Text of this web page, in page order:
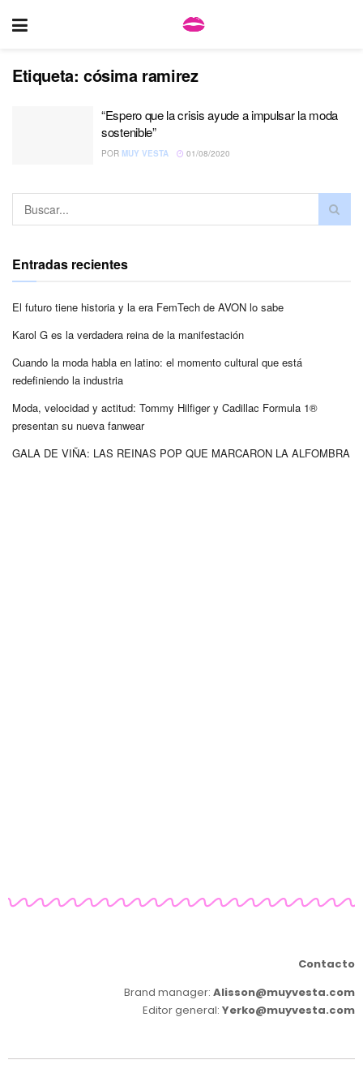
Etiqueta: cósima ramirez
“Espero que la crisis ayude a impulsar la moda
sostenible”
POR MUY VESTA 01/08/2020
Entradas recientes
El futuro tiene historia y la era FemTech de AVON lo sabe
Karol G es la verdadera reina de la manifestación
Cuando la moda habla en latino: el momento cultural que está
redefiniendo la industria
Moda, velocidad y actitud: Tommy Hilfiger y Cadillac Formula 1®
presentan su nueva fanwear
GALA DE VIÑA: LAS REINAS POP QUE MARCARON LA ALFOMBRA
Contacto
Brand manager: Alisson@muyvesta.com
Editor general: Yerko@muyvesta.com